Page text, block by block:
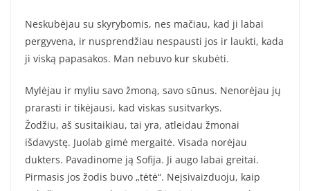
Neskubėjau su skyrybomis, nes mačiau, kad ji labai
pergyvena, ir nusprendžiau nespausti jos ir laukti, kada
ji viską papasakos. Man nebuvo kur skubėti.
Mylėjau ir myliu savo žmoną, savo sūnus. Nenorėjau jų
prarasti ir tikėjausi, kad viskas susitvarkys.
Žodžiu, aš susitaikiau, tai yra, atleidau žmonai
išdavystę. Juolab gimė mergaitė. Visada norėjau
dukters. Pavadinome ją Sofija. Ji augo labai greitai.
Pirmasis jos žodis buvo „tėtė“. Neįsivaizduoju, kaip